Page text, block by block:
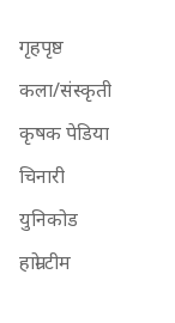
गृहपृष्ठ
कला/संस्कृती
कृषक पेडिया
चिनारी
युनिकोड
हाम्रो टीम